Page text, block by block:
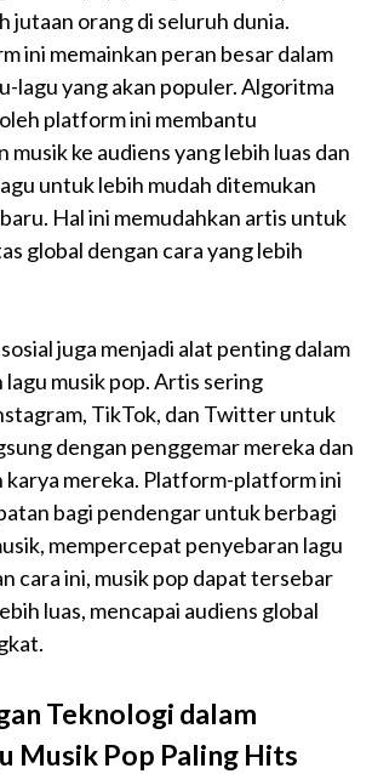
jutaan orang di seluruh dunia.
ini memainkan peran besar dalam
lagu yang akan populer. Algoritma
platform ini membantu
ke audiens yang lebih luas dan
untuk lebih mudah ditemukan
Hal ini memudahkan artis untuk
global dengan cara yang lebih
juga menjadi alat penting dalam
musik pop. Artis sering
TikTok, dan Twitter untuk
dengan penggemar mereka dan
karya mereka. Platform-platform ini
bagi pendengar untuk berbagi
mempercepat penyebaran lagu
cara ini, musik pop dapat tersebar
luas, mencapai audiens global
Teknologi dalam
Musik Pop Paling Hits